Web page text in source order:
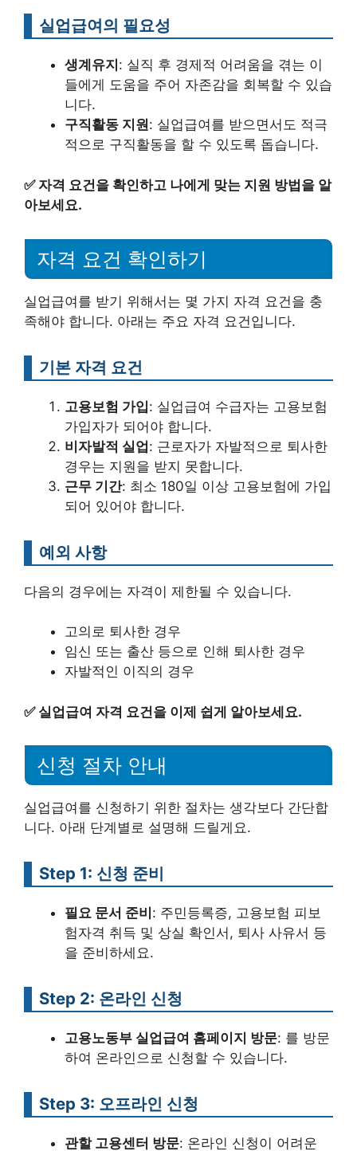
실업급여의 필요성
생계유지 : 실직 후 경제적 어려움을 겪는 이
들에게 도움을 주어 자존감을 회복할 수 있습
니다.
구직활동 지원: 실업급여를 받으면서도 적극
적으로 구직활동을 할 수 있도록 돕습니다.
✅ 자격 요건을 확인하고 나에게 맞는 지원 방법을 알
아보세요.
자격 요건 확인하기
실업급여를 받기 위해서는 몇 가지 자격 요건을 충
족해야 합니다. 아래는 주요 자격 요건입니다.
기본 자격 요건
고용보험 가입: 실업급여 수급자는 고용보험
가입자가 되어야 합니다.
비자발적 실업: 근로자가 자발적으로 퇴사한
경우는 지원을 받지 못합니다.
근무 기간: 최소 180일 이상 고용보험에 가입
되어 있어야 합니다.
예외 사항
다음의 경우에는 자격이 제한될 수 있습니다.
고의로 퇴사한 경우
임신 또는 출산 등으로 인해 퇴사한 경우
자발적인 이직의 경우
✅ 실업급여 자격 요건을 이제 쉽게 알아보세요.
신청 절차 안내
실업급여를 신청하기 위한 절차는 생각보다 간단합
니다. 아래 단계별로 설명해 드릴게요.
Step 1: 신청 준비
필요 문서 준비 : 주민등록증, 고용보험 피보
험자격 취득 및 상실 확인서, 퇴사 사유서 등
을 준비하세요.
Step 2: 온라인 신청
고용노동부 실업급여 홈페이지 방문: 를 방문
하여 온라인으로 신청할 수 있습니다.
Step 3: 오프라인 신청
관할 고용센터 방문: 온라인 신청이 어려운